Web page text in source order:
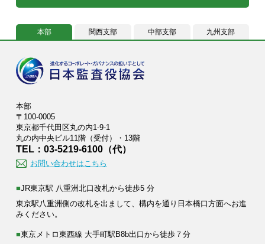
本部 関西支部 中部支部 九州支部
本部
〒100-0005
東京都千代田区丸の内1-9-1
丸の内中央ビル11階（受付）・13階
TEL：03-5219-6100（代）
お問い合わせはこちら
■JR東京駅 八重洲北口改札から徒歩5 分
東京駅八重洲側の改札を出まして、構内を通り日本橋口方面へお進
みください。
■東京メトロ東西線 大手町駅B8b出口から徒歩７分